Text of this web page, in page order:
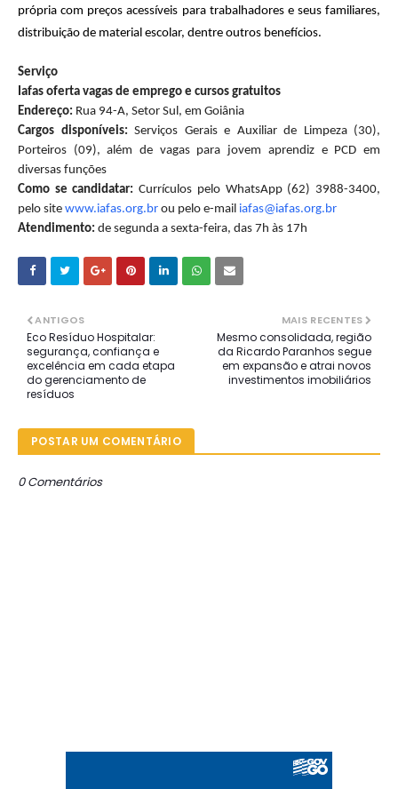
própria com preços acessíveis para trabalhadores e seus familiares,
distribuição de material escolar, dentre outros benefícios.
Serviço
Iafas oferta vagas de emprego e cursos gratuitos
Endereço: Rua 94-A, Setor Sul, em Goiânia
Cargos disponíveis: Serviços Gerais e Auxiliar de Limpeza (30),
Porteiros (09), além de vagas para jovem aprendiz e PCD em
diversas funções
Como se candidatar: Currículos pelo WhatsApp (62) 3988-3400,
pelo site www.iafas.org.br ou pelo e-mail iafas@iafas.org.br
Atendimento: de segunda a sexta-feira, das 7h às 17h
MAIS RECENTES
Mesmo consolidada, região
da Ricardo Paranhos segue
em expansão e atrai novos
investimentos imobiliários
ANTIGOS
Eco Resíduo Hospitalar:
segurança, confiança e
excelência em cada etapa
do gerenciamento de
resíduos
POSTAR UM COMENTÁRIO
0 Comentários